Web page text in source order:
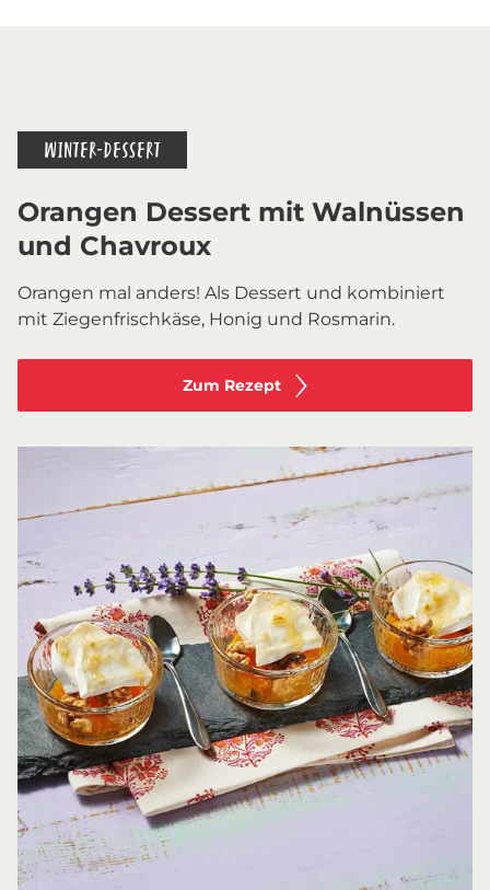
WINTER-DESSERT
Orangen Dessert mit Walnüssen
und Chavroux
Orangen mal anders! Als Dessert und kombiniert
mit Ziegenfrischkäse, Honig und Rosmarin.
Zum Rezept